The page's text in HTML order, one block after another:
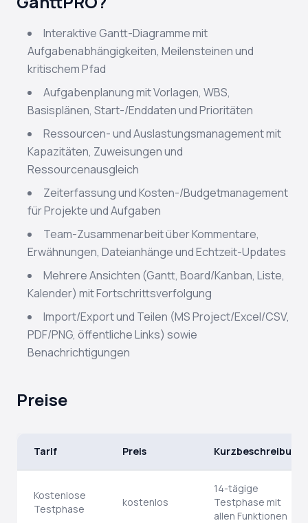
Interaktive Gantt-Diagramme mit
Aufgabenabhängigkeiten, Meilensteinen und
kritischem Pfad
Aufgabenplanung mit Vorlagen, WBS,
Basisplänen, Start-/Enddaten und Prioritäten
Ressourcen- und Auslastungsmanagement mit
Kapazitäten, Zuweisungen und
Ressourcenausgleich
Zeiterfassung und Kosten-/Budgetmanagement
für Projekte und Aufgaben
Team-Zusammenarbeit über Kommentare,
Erwähnungen, Dateianhänge und Echtzeit-Updates
Mehrere Ansichten (Gantt, Board/Kanban, Liste,
Kalender) mit Fortschrittsverfolgung
Import/Export und Teilen (MS Project/Excel/CSV,
PDF/PNG, öffentliche Links) sowie
Benachrichtigungen
Preise
Tarif Preis Kurzbeschreibung
Kostenlose
Testphase
kostenlos
14-tägige
Testphase mit
allen Funktionen